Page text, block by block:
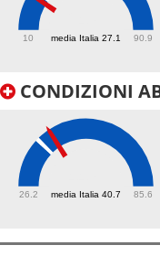
media Italia 27.1
10 90.9
CONDIZIONI
media Italia 40.7
26.2 85.6